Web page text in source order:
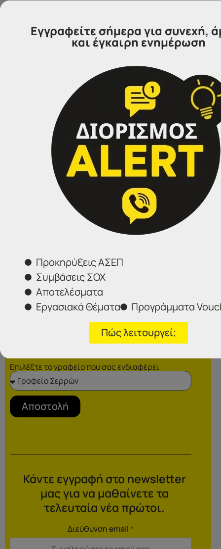
Επικοινωνήστε μαζί μας
Γραφεία Εξυπηρέτησης Πολιτών.
Θα χαρούμε να σας εξυπηρετήσουμε:
Τηλέφωνα επικοινωνίας
Σέρρες:
23213 02583
210 3000319
Θεσσαλονίκη:
2314 314202
26516 08616
Επιλέξτε το γραφείο που σας ενδιαφέρει
Αποστολή
Κάντε εγγραφή στο newsletter
μας για να μαθαίνετε τα
τελευταία νέα πρώτοι.
Διεύθυνση email*
Εγγραφείτε σήμερα για συνεχή,
και έγκαιρη ενημέρωση
Προκηρύξεις ΑΣΕΠ
Συμβάσεις ΣΟΧ
Αποτελέσματα
Εργασιακά Θέματα
Προγράμματα
Πώς λειτουργεί;